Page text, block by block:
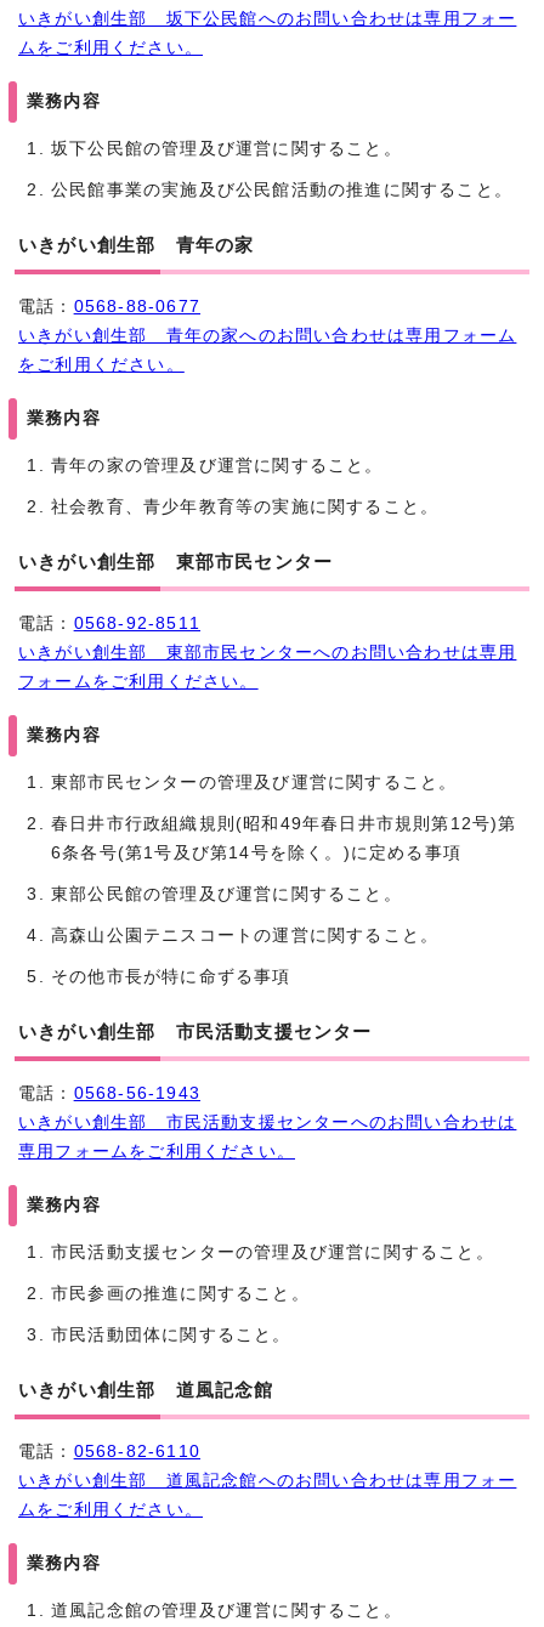
いきがい創生部 坂下公民館へのお問い合わせは専用フォー
ムをご利用ください。
業務内容
坂下公民館の管理及び運営に関すること。
公民館事業の実施及び公民館活動の推進に関すること。
いきがい創生部 青年の家
電話： 0568-88-0677
いきがい創生部 青年の家へのお問い合わせは専用フォーム
をご利用ください。
業務内容
青年の家の管理及び運営に関すること。
社会教育、青少年教育等の実施に関すること。
いきがい創生部 東部市民センター
電話： 0568-92-8511
いきがい創生部 東部市民センターへのお問い合わせは専用
フォームをご利用ください。
業務内容
東部市民センターの管理及び運営に関すること。
春日井市行政組織規則(昭和49年春日井市規則第12号)第
6条各号(第1号及び第14号を除く。)に定める事項
東部公民館の管理及び運営に関すること。
高森山公園テニスコートの運営に関すること。
その他市長が特に命ずる事項
いきがい創生部 市民活動支援センター
電話： 0568-56-1943
いきがい創生部 市民活動支援センターへのお問い合わせは
専用フォームをご利用ください。
業務内容
市民活動支援センターの管理及び運営に関すること。
市民参画の推進に関すること。
市民活動団体に関すること。
いきがい創生部 道風記念館
電話： 0568-82-6110
いきがい創生部 道風記念館へのお問い合わせは専用フォー
ムをご利用ください。
業務内容
道風記念館の管理及び運営に関すること。